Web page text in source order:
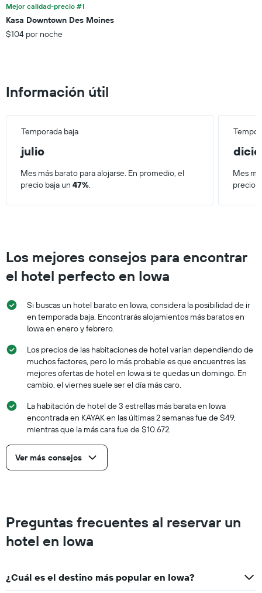
últimos
3 días.
indica
el
precio
promedio
Mejor calidad-precio #1
Kasa Downtown Des Moines
$104 por noche
Información útil
Temporada baja
julio
Mes más barato para alojarse. En promedio, el
precio baja un 47%.
Mes
precio
Los mejores consejos para encontrar
el hotel perfecto en Iowa
Si buscas un hotel barato en Iowa, considera la posibilidad de ir
en temporada baja. Encontrarás alojamientos más baratos en
Iowa en enero y febrero.
Los precios de las habitaciones de hotel varían dependiendo de
muchos factores, pero lo más probable es que encuentres las
mejores ofertas de hotel en Iowa si te quedas un domingo. En
cambio, el viernes suele ser el día más caro.
La habitación de hotel de 3 estrellas más barata en Iowa
encontrada en KAYAK en las últimas 2 semanas fue de $49,
mientras que la más cara fue de $10.672.
Ver más consejos
Preguntas frecuentes al reservar un
hotel en Iowa
¿Cuál es el destino más popular en Iowa?